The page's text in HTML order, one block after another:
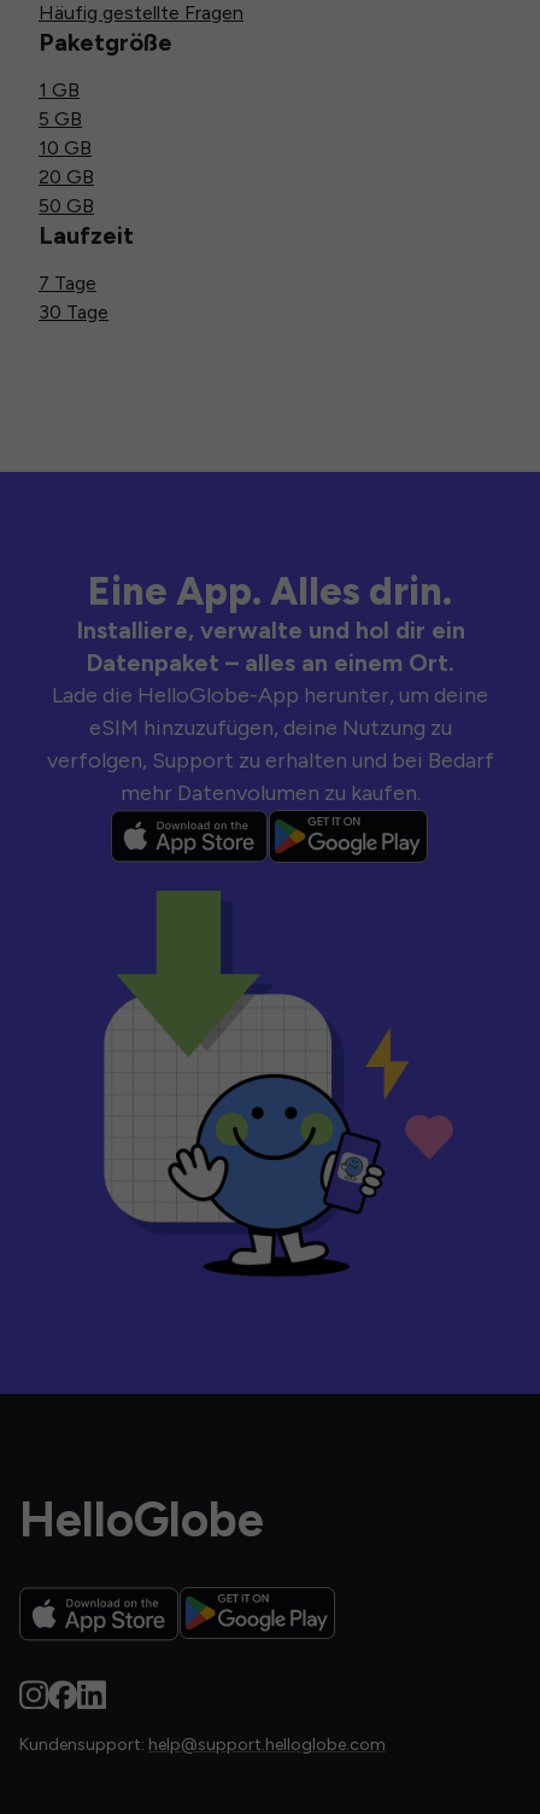
Häufig gestellte Fragen
Paketgröße
1 GB
5 GB
10 GB
20 GB
50 GB
Laufzeit
7 Tage
30 Tage
Eine App. Alles drin.
Installiere, verwalte und hol dir ein
Datenpaket – alles an einem Ort.
Lade die HelloGlobe-App herunter, um deine
eSIM hinzuzufügen, deine Nutzung zu
verfolgen, Support zu erhalten und bei Bedarf
mehr Datenvolumen zu kaufen.
HelloGlobe
Kundensupport: help@support.helloglobe.com